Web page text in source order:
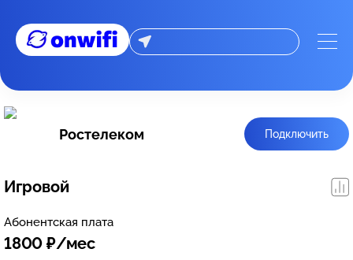
Ростелеком Подключить
Игровой
Абонентская плата
1800 ₽/мес